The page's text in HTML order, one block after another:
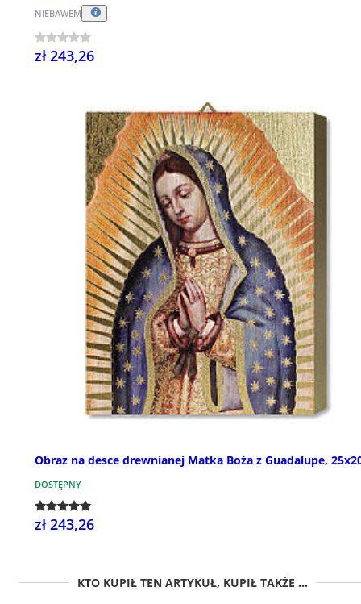
NIEBAWEM
zł 243,26
Obraz na desce drewnianej Matka Boża z Guadalupe,
DOSTĘPNY
zł 243,26
KTO KUPIŁ TEN ARTYKUŁ, KUPIŁ TAKŻE ...